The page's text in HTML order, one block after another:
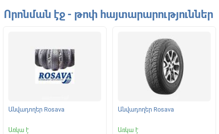
Որոնման էջ - թոփ հայտարարություններ
Անվադողեր Rosava
Առկա է
Անվադողեր Rosava
Առկա է